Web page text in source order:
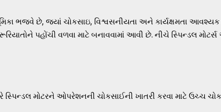
ભજવે છે, જ્યાં ચોકસાઇ, વિશ્વસનીયતા અને કાર્યક્ષમતા આવશ્યક
પહોંચી વળવા માટે બનાવવામાં આવી છે. નીચે સ્પિન્ડલ
મોટરને ઓપરેશનની ચોકસાઈની ખાતરી કરવા માટે ઉચ્ચ